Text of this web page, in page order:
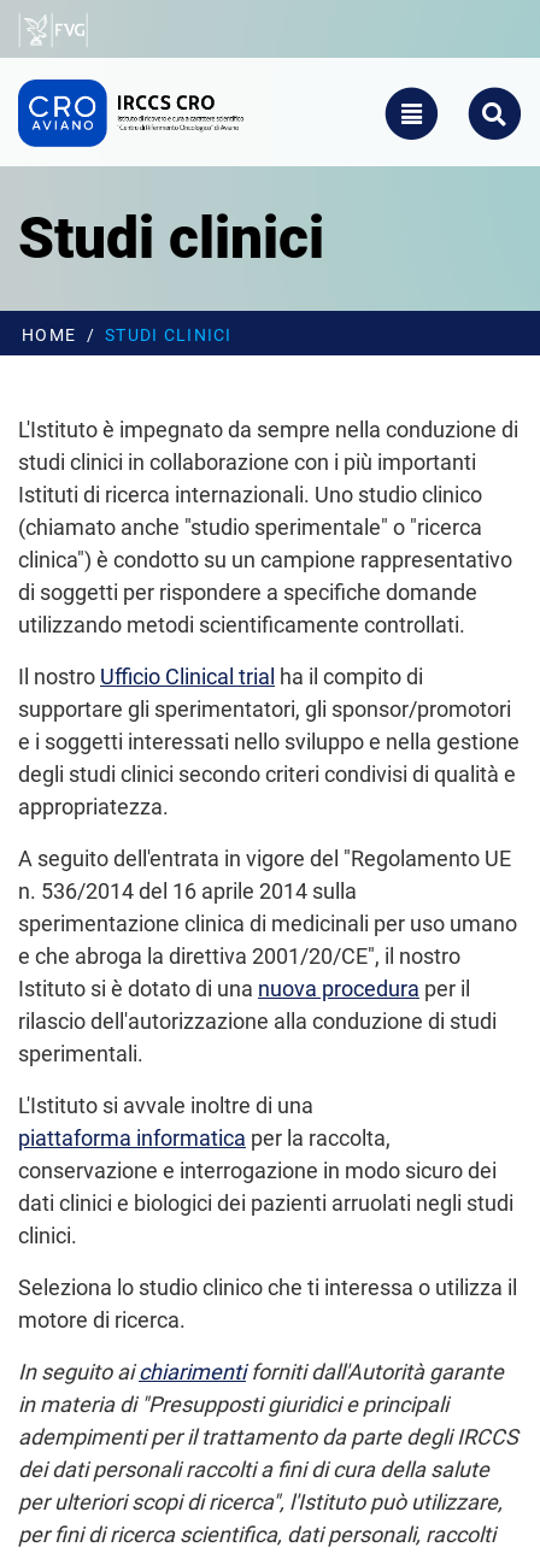
Salta al contenuto principale
CRO - Vai alla homepage
TOGGLE SEARCH
Studi clinici
HOME STUDI CLINICI
L'Istituto è impegnato da sempre nella conduzione di
studi clinici in collaborazione con i più importanti
Istituti di ricerca internazionali. Uno studio clinico
(chiamato anche "studio sperimentale" o "ricerca
clinica") è condotto su un campione rappresentativo
di soggetti per rispondere a specifiche domande
utilizzando metodi scientificamente controllati.
Il nostro Ufficio Clinical trial ha il compito di
supportare gli sperimentatori, gli sponsor/promotori
e i soggetti interessati nello sviluppo e nella gestione
degli studi clinici secondo criteri condivisi di qualità e
appropriatezza.
A seguito dell'entrata in vigore del "Regolamento UE
n. 536/2014 del 16 aprile 2014 sulla
sperimentazione clinica di medicinali per uso umano
e che abroga la direttiva 2001/20/CE", il nostro
Istituto si è dotato di una nuova procedura per il
rilascio dell'autorizzazione alla conduzione di studi
sperimentali.
L'Istituto si avvale inoltre di una
piattaforma informatica per la raccolta,
conservazione e interrogazione in modo sicuro dei
dati clinici e biologici dei pazienti arruolati negli studi
clinici.
Seleziona lo studio clinico che ti interessa o utilizza il
motore di ricerca.
In seguito aichiarimentiforniti dall'Autorità garante
in materia di "Presupposti giuridici e principali
adempimenti per il trattamento da parte degli IRCCS
dei dati personali raccolti a fini di cura della salute
per ulteriori scopi di ricerca", l'Istituto può utilizzare,
per fini di ricerca scientifica, dati personali, raccolti